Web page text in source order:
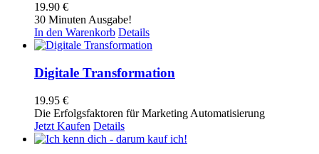
19.90 €
30 Minuten Ausgabe!
In den Warenkorb Details
Digitale Transformation
19.95 €
Die Erfolgsfaktoren für Marketing Automatisierung
Jetzt Kaufen Details